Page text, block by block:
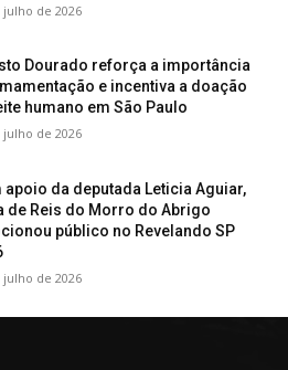
julho de 2026
Dourado reforça a importância
e incentiva a doação
humano em São Paulo
julho de 2026
apoio da deputada Leticia Aguiar,
de Reis do Morro do Abrigo
público no Revelando SP
julho de 2026